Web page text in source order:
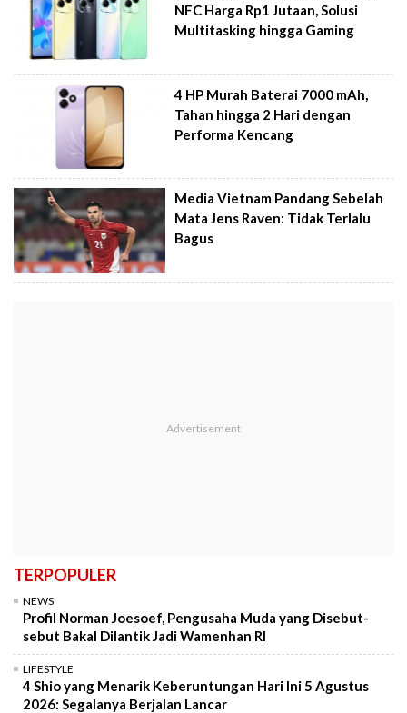
NFC Harga Rp1 Jutaan, Solusi
Multitasking hingga Gaming
4 HP Murah Baterai 7000 mAh,
Tahan hingga 2 Hari dengan
Performa Kencang
Media Vietnam Pandang Sebelah
Mata Jens Raven: Tidak Terlalu
Bagus
TERPOPULER
NEWS
Profil Norman Joesoef, Pengusaha Muda yang Disebut-
sebut Bakal Dilantik Jadi Wamenhan RI
LIFESTYLE
4 Shio yang Menarik Keberuntungan Hari Ini 5 Agustus
2026: Segalanya Berjalan Lancar